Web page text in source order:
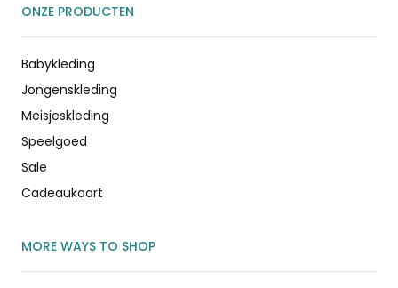
ONZE PRODUCTEN
Babykleding
Jongenskleding
Meisjeskleding
Speelgoed
Sale
Cadeaukaart
MORE WAYS TO SHOP